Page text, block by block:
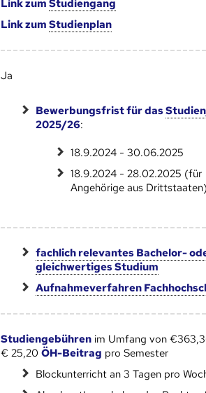
Link zumStudien­gang
Link zumStudien­plan
Ja
Bewerbungsfrist für das
2025/26:
18.9.2024 - 30.06.2025
18.9.2024 - 28.02.2025 (für
Angehörige aus
fachlich relevantes Bachelor-
gleichwertiges Studium
Aufnahmeverfahren
Studiengebühren im Umfang von
€ 25,20ÖH-Beitrag pro Semester
Blockunterricht an 3 Tagen pro